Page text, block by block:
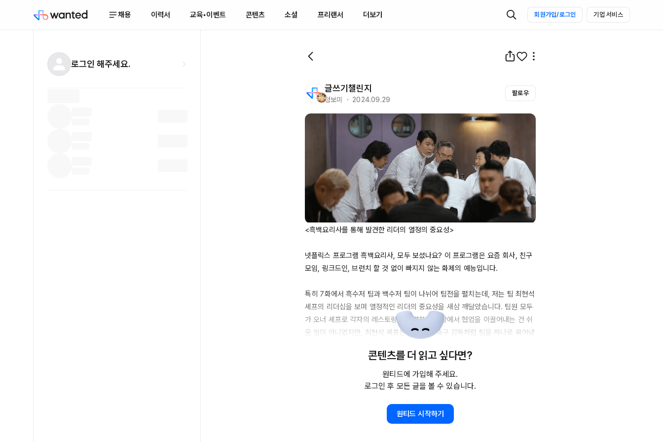
채용 이력서 교육•이벤트 콘텐츠 소셜 프리랜서 더보기 회원가입/로그인 기업 서비스
로그인 해주세요.
글쓰기챌린지
정보미 ・ 2024.09.29
팔로우
<흑백요리사를 통해 발견한 리더의 열정의 중요성>
넷플릭스 프로그램 흑백요리사, 모두 보셨나요? 이 프로그램은 요즘 회사, 친구
모임, 링크드인, 브런치 할 것 없이 빠지지 않는 화제의 예능입니다.
특히 7화에서 흑수저 팀과 백수저 팀이 나뉘어 팀전을 펼치는데, 저는 팀 최현석
셰프의 리더십을 보며 열정적인 리더의 중요성을 새삼 깨달았습니다. 팀원 모두
가 오너 셰프로 각자의 레스토랑을 운영하는 상황에서 협업을 이끌어내는 건 쉬
운 일이 아니었지만, 최현석 셰프는 마치 프로축구 감독처럼 팀을 하나로 묶어냈
팀원에게 명확한 역할을 분담했습니다. 그 결과 팀은 제한 시간 내
요리를 성공적으로 완성했죠.
시간 내에 미션을 완수해야 하는 상황에서는 그의 결단력 있는 리더십이 적절했
다고 생각합니다. 앞선 대결에서 팀워크에 어려움을 겪었던 백수저 팀은 그의 리
콘텐츠를 더 읽고 싶다면?
원티드에 가입해 주세요.
로그인 후 모든 글을 볼 수 있습니다.
원티드 시작하기